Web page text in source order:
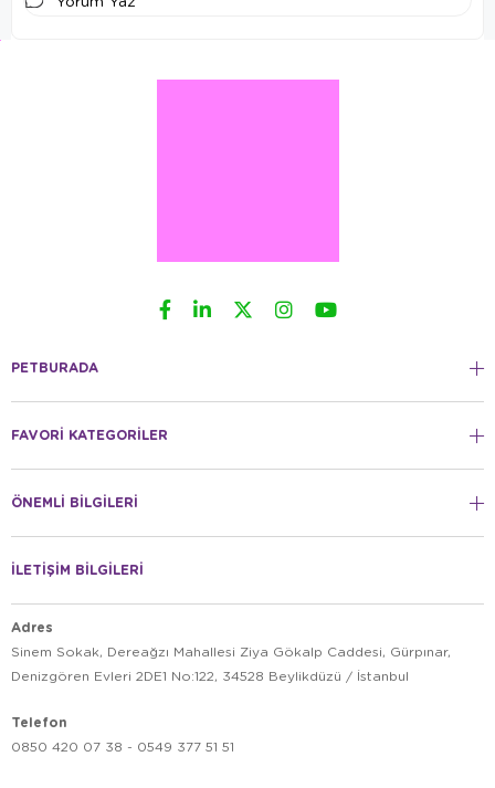
PETBURADA
FAVORİ KATEGORİLER
ÖNEMLİ BİLGİLERİ
İLETİŞİM BİLGİLERİ
Adres
Sinem Sokak, Dereağzı Mahallesi Ziya Gökalp Caddesi, Gürpınar,
Denizgören Evleri 2DE1 No:122, 34528 Beylikdüzü / İstanbul
Telefon
0850 420 07 38 - 0549 377 51 51